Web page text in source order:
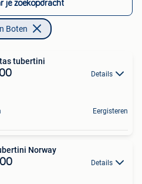
je zoekopdracht
Boten
tubertini
Details
Eergisteren
Norway
Details